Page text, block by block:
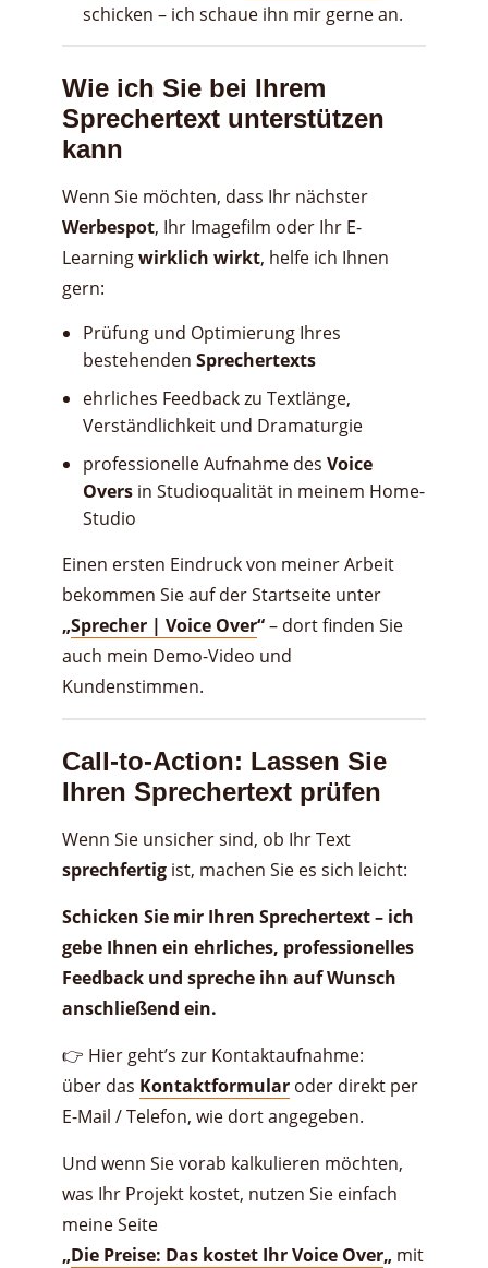
schicken – ich schaue ihn mir gerne an.
Wie ich Sie bei Ihrem
Sprechertext unterstützen
kann
Wenn Sie möchten, dass Ihr nächster
Werbespot, Ihr Imagefilm oder Ihr E-
Learningwirklich wirkt, helfe ich Ihnen
gern:
Prüfung und Optimierung Ihres
bestehenden Sprechertexts
ehrliches Feedback zu Textlänge,
Verständlichkeit und Dramaturgie
professionelle Aufnahme des Voice
Overs in Studioqualität in meinem Home-
Studio
Einen ersten Eindruck von meiner Arbeit
bekommen Sie auf der Startseite unter
„Sprecher | Voice Over“– dort finden Sie
auch mein Demo-Video und
Kundenstimmen.
Call-to-Action: Lassen Sie
Ihren Sprechertext prüfen
Wenn Sie unsicher sind, ob Ihr Text
sprechfertig ist, machen Sie es sich leicht:
Schicken Sie mir Ihren Sprechertext – ich
gebe Ihnen ein ehrliches, professionelles
Feedback und spreche ihn auf Wunsch
anschließend ein.
👉 Hier geht’s zur Kontaktaufnahme:
über das Kontaktformular oder direkt per
E-Mail / Telefon, wie dort angegeben.
Und wenn Sie vorab kalkulieren möchten,
was Ihr Projekt kostet, nutzen Sie einfach
meine Seite
„Die Preise: Das kostet Ihr Voice Over„ mit